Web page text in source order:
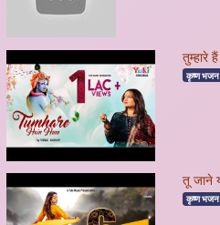
तुम्हारे
कृष्ण
तू जाने
कृष्ण